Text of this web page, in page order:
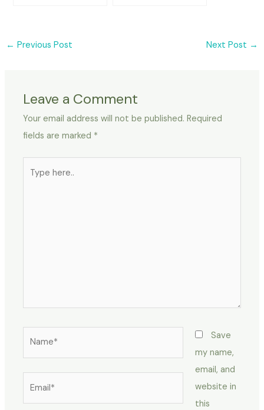
← Previous Post Next Post →
Leave a Comment
Your email address will not be published. Required
fields are marked *
Save
my name,
email, and
website in
this